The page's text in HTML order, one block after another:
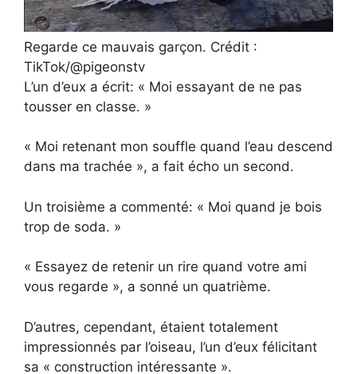
Regarde ce mauvais garçon. Crédit :
TikTok/@pigeonstv
L’un d’eux a écrit: « Moi essayant de ne pas
tousser en classe. »
« Moi retenant mon souffle quand l’eau descend
dans ma trachée », a fait écho un second.
Un troisième a commenté: « Moi quand je bois
trop de soda. »
« Essayez de retenir un rire quand votre ami
vous regarde », a sonné un quatrième.
D’autres, cependant, étaient totalement
impressionnés par l’oiseau, l’un d’eux félicitant
sa « construction intéressante ».